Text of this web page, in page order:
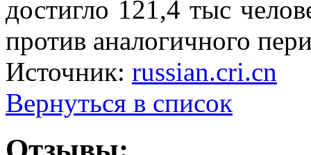
достигло 121,4 тыс
против аналогичного
Источник: russian.cri.cn
Вернуться в список